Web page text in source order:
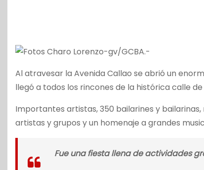
Al atravesar la Avenida Callao se abrió un
llegó a todos los rincones de la histórica calle
Importantes artistas, 350 bailarines y
artistas y grupos y un homenaje a grandes
Fue una fiesta llena de actividades